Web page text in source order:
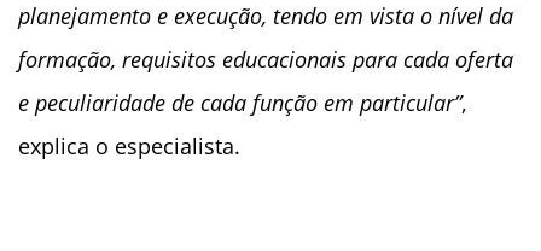
planejamento e execução, tendo em vista o nível da
formação, requisitos educacionais para cada oferta
e peculiaridade de cada função em particular”,
explica o especialista.